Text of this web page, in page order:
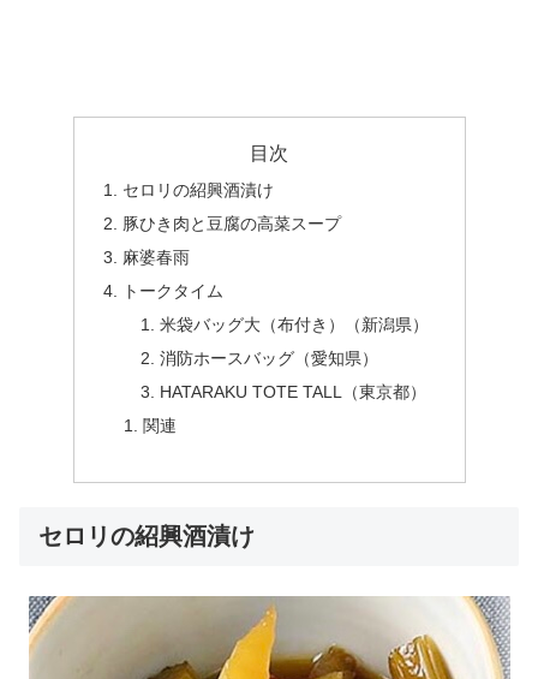
目次
セロリの紹興酒漬け
豚ひき肉と豆腐の高菜スープ
麻婆春雨
トークタイム
米袋バッグ大（布付き）（新潟県）
消防ホースバッグ（愛知県）
HATARAKU TOTE TALL（東京都）
関連
セロリの紹興酒漬け